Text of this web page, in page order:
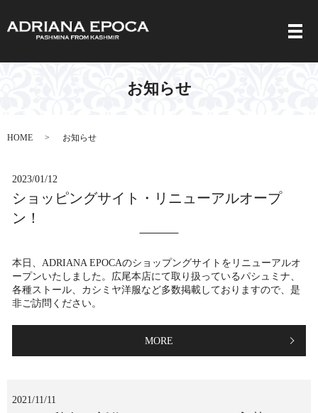
メ
お知らせ
HOME お知らせ
2023/01/12
ショッピングサイト・リニューアルオープ
ン！
本日、ADRIANA EPOCAのショップングサイトをリニューアルオ
ープンいたしました。広尾本店にて取り扱っているパシュミナ、
各種ストール、カシミヤ洋服など多数掲載しておりますので、是
非ご訪問ください。
MORE
2021/11/11